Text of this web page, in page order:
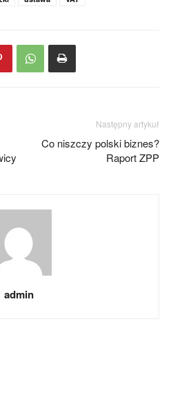
Następny artykuł
Co niszczy polski biznes?
Raport ZPP
admin